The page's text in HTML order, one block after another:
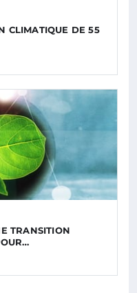
CLIMATIQUE DE 55
TRANSITION